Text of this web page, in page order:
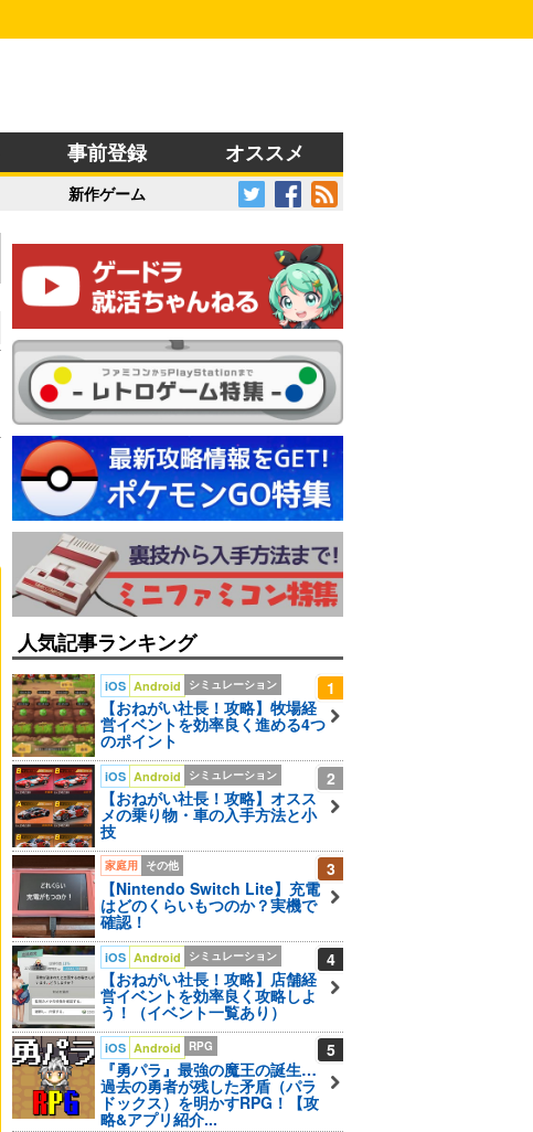
事前登録 オススメ
新作ゲーム
人気記事ランキング
1
iOS Android シミュレーション
【おねがい社長！攻略】牧場経
営イベントを効率良く進める4つ
のポイント
2
iOS Android シミュレーション
【おねがい社長！攻略】オスス
メの乗り物・車の入手方法と小
技
3
家庭用 その他
【Nintendo Switch Lite】充電
はどのくらいもつのか？実機で
確認！
4
iOS Android シミュレーション
【おねがい社長！攻略】店舗経
営イベントを効率良く攻略しよ
う！（イベント一覧あり）
5
iOS Android RPG
『勇パラ』最強の魔王の誕生…
過去の勇者が残した矛盾（パラ
ドックス）を明かすRPG！【攻
略&アプリ紹介...